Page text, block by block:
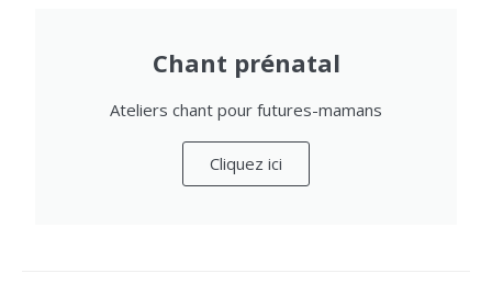
Chant prénatal
Ateliers chant pour futures-mamans
Cliquez ici